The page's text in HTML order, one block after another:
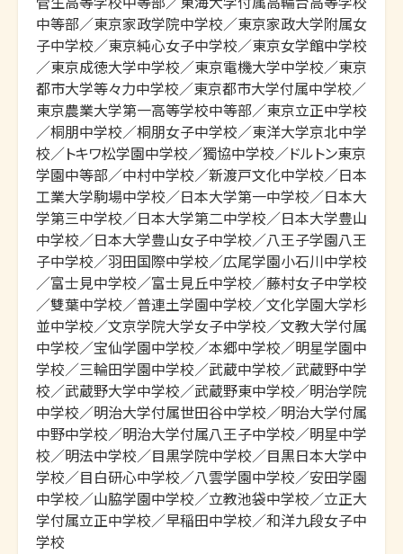
中等部／東京家政学院中学校／東京家政大学附属女
子中学校／東京純心女子中学校／東京女学館中学校
／東京成徳大学中学校／東京電機大学中学校／東京
都市大学等々力中学校／東京都市大学付属中学校／
東京農業大学第一高等学校中等部／東京立正中学校
／桐朋中学校／桐朋女子中学校／東洋大学京北中学
校／トキワ松学園中学校／獨協中学校／ドルトン東京
学園中等部／中村中学校／新渡戸文化中学校／日本
工業大学駒場中学校／日本大学第一中学校／日本大
学第三中学校／日本大学第二中学校／日本大学豊山
中学校／日本大学豊山女子中学校／八王子学園八王
子中学校／羽田国際中学校／広尾学園小石川中学校
／富士見中学校／富士見丘中学校／藤村女子中学校
／雙葉中学校／普連土学園中学校／文化学園大学杉
並中学校／文京学院大学女子中学校／文教大学付属
中学校／宝仙学園中学校／本郷中学校／明星学園中
学校／三輪田学園中学校／武蔵中学校／武蔵野中学
校／武蔵野大学中学校／武蔵野東中学校／明治学院
中学校／明治大学付属世田谷中学校／明治大学付属
中野中学校／明治大学付属八王子中学校／明星中学
校／明法中学校／目黒学院中学校／目黒日本大学中
学校／目白研心中学校／八雲学園中学校／安田学園
中学校／山脇学園中学校／立教池袋中学校／立正大
学付属立正中学校／早稲田中学校／和洋九段女子中
学校